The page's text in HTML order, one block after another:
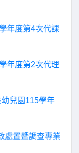
年度第4次代課
年度第2次代理
兒園115學年
處置暨調查專業